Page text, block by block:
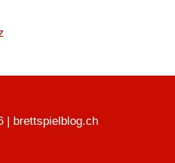
| brettspielblog.ch